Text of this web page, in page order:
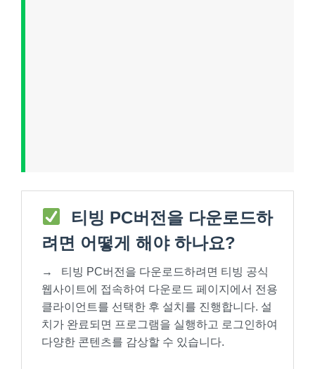
티빙 PC버전을 다운로드하
려면 어떻게 해야 하나요?
→
티빙 PC버전을 다운로드하려면 티빙 공식
웹사이트에 접속하여 다운로드 페이지에서 전용
클라이언트를 선택한 후 설치를 진행합니다. 설
치가 완료되면 프로그램을 실행하고 로그인하여
다양한 콘텐츠를 감상할 수 있습니다.